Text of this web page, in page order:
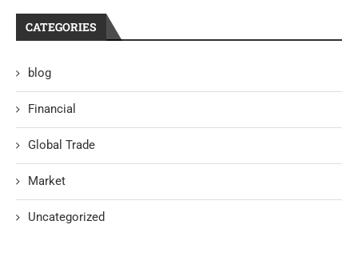
CATEGORIES
blog
Financial
Global Trade
Market
Uncategorized